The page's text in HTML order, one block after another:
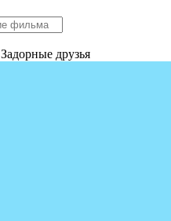
Задорные друзья